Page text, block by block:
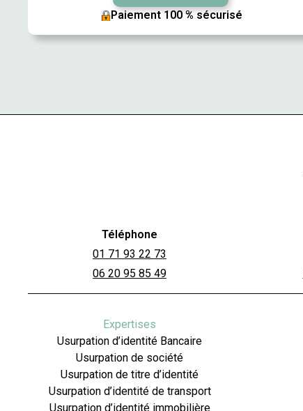
Paiement 100 % sécurisé
Téléphone
01 71 93 22 73
06 20 95 85 49
Expertises
Usurpation d’identité Bancaire
Usurpation de société
Usurpation de titre d’identité
Usurpation d’identité de transport
Usurpation d’identité immobilière